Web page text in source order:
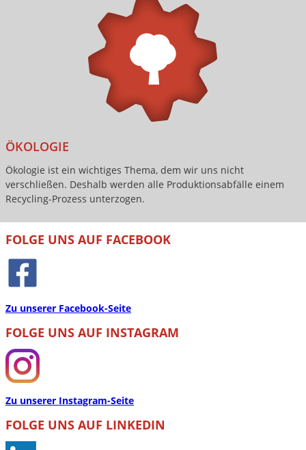
ÖKOLOGIE
Ökologie ist ein wichtiges Thema, dem wir uns nicht
verschließen. Deshalb werden alle Produktionsabfälle einem
Recycling-Prozess unterzogen.
FOLGE UNS AUF FACEBOOK
Zu unserer Facebook-Seite
FOLGE UNS AUF INSTAGRAM
Zu unserer Instagram-Seite
FOLGE UNS AUF LINKEDIN